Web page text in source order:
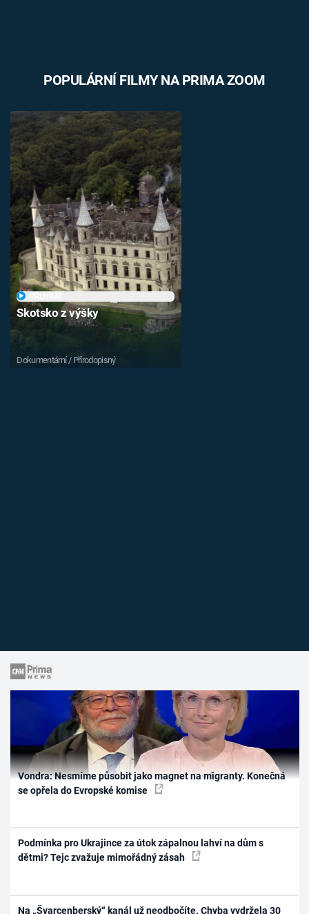
POPULÁRNÍ FILMY NA PRIMA ZOOM
Skotsko z výšky
Dokumentární / Přírodopisný
Vondra: Nesmíme působit jako magnet na migranty. Konečná
se opřela do Evropské komise
Podmínka pro Ukrajince za útok zápalnou lahví na dům s
dětmi? Tejc zvažuje mimořádný zásah
Na „Švarcenberský“ kanál už neodbočíte. Chyba vydržela 30